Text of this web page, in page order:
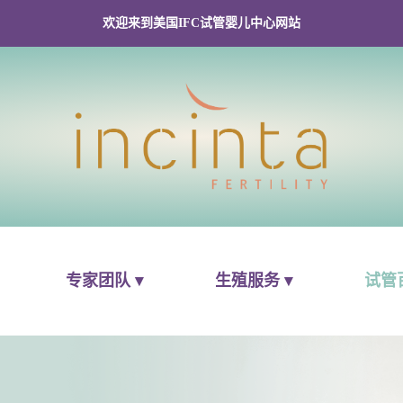
欢迎来到美国IFC试管婴儿中心网站
专家团队 ▾ 生殖服务 ▾ 试管